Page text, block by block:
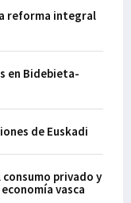
reforma integral
en Bidebieta-
de Euskadi
consumo privado y
vasca